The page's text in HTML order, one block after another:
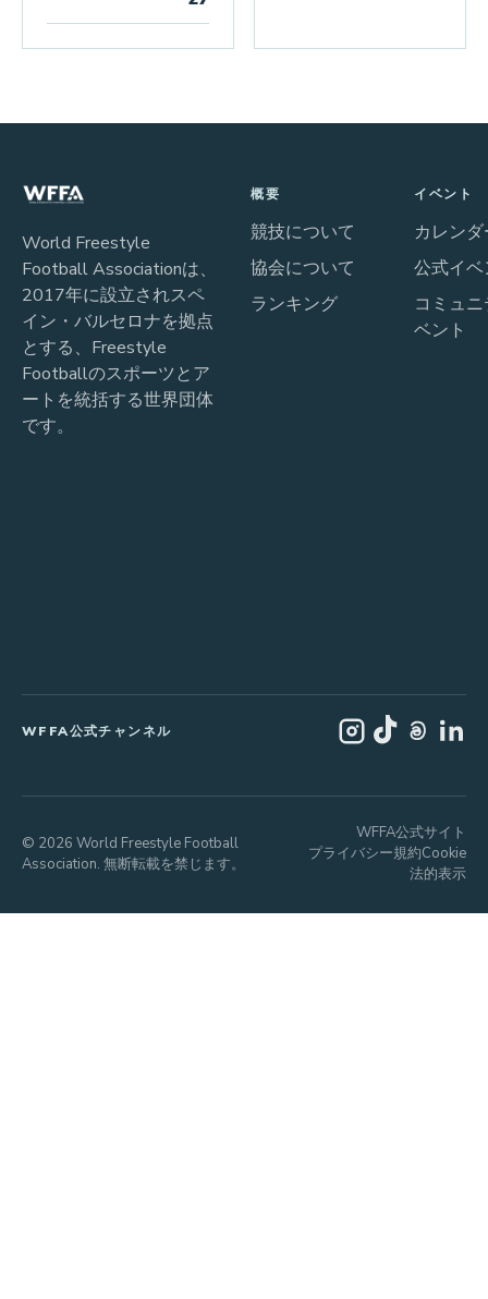
World Freestyle
Football Associationは、
2017年に設立されスペ
イン・バルセロナを拠点
とする、Freestyle
Footballのスポーツとア
ートを統括する世界団体
です。
概要
競技について
協会について
ランキング
イベント
カレンダ
公式イ
コミュ
ベント
WFFA公式チャンネル
© 2026 World Freestyle Football
Association. 無断転載を禁じます。
WFFA公式サイト
プライバシー規約Cookie
法的表示